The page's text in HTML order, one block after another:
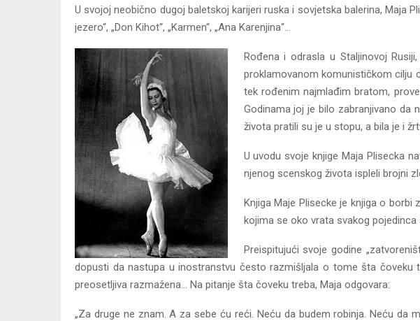
U svojoj neobično dugoj baletskoj karijeri ruska i sovjetska balerina, Maja
jezero“, „Don Kihot“, „Karmen“, „Ana Karenjina“…
Rođena i odrasla u Staljinovoj
proklamovanom komunističkom cilju
tek rođenim najmlađim bratom,
Godinama joj je bilo zabranjivano da
života pratili su je u stopu, a bila je i
U uvodu svoje knjige Maja Plisecka
njenog scenskog života ispleli brojni
Knjiga Maje Plisecke je knjiga o
kojima se oko vrata svakog
Preispitujući svoje godine
dopusti da nastupa u inostranstvu često razmišljala o tome šta čoveku
preosetljiva razmažena… Na pitanje šta čoveku treba, Maja odgovara:
„Za druge ne znam. A za sebe ću reći. Neću da budem robinja. Neću